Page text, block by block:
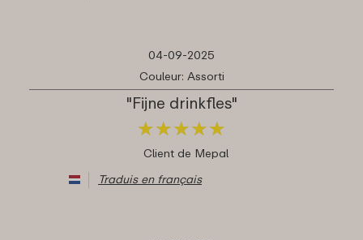
04-09-2025
Couleur: Assorti
"Fijne drinkfles"
★★★★★
★★★★★
Client de Mepal
Traduis en français